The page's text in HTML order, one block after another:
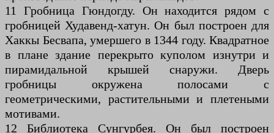
11 Гробница Гюндогду. Он находится рядом с
гробницей Худавенд-хатун. Он был построен для
Хаккы Бесвапа, умершего в 1344 году. Квадратное
в плане здание перекрыто куполом изнутри и
пирамидальной крышей снаружи. Дверь
гробницы окружена полосами с
геометрическими, растительными и плетеными
мотивами.
12 Библиотека Сунгурбея. Он был построен